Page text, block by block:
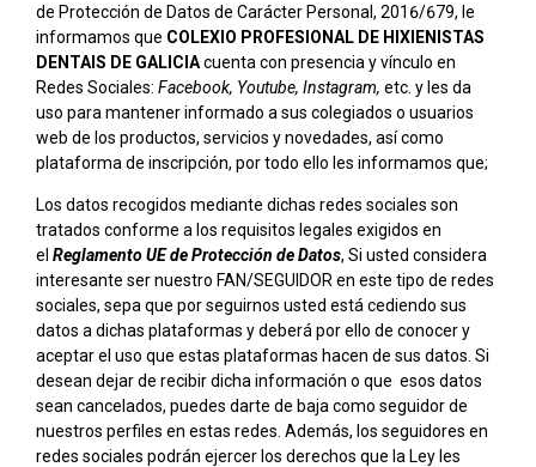
de Protección de Datos de Carácter Personal, 2016/679, le
informamos que COLEXIO PROFESIONAL DE HIXIENISTAS
DENTAIS DE GALICIAcuenta con presencia y vínculo en
Redes Sociales: Facebook, Youtube, Instagram, etc. y les da
uso para mantener informado a sus colegiados o usuarios
web de los productos, servicios y novedades, así como
plataforma de inscripción, por todo ello les informamos que;
Los datos recogidos mediante dichas redes sociales son
tratados conforme a los requisitos legales exigidos en
el Reglamento UE de Protección de Datos, Si usted considera
interesante ser nuestro FAN/SEGUIDOR en este tipo de redes
sociales, sepa que por seguirnos usted está cediendo sus
datos a dichas plataformas y deberá por ello de conocer y
aceptar el uso que estas plataformas hacen de sus datos. Si
desean dejar de recibir dicha información o que esos datos
sean cancelados, puedes darte de baja como seguidor de
nuestros perfiles en estas redes. Además, los seguidores en
redes sociales podrán ejercer los derechos que la Ley les